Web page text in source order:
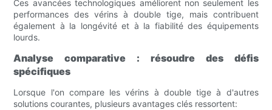
Ces avancées technologiques améliorent non seulement les
performances des vérins à double tige, mais contribuent
également à la longévité et à la fiabilité des équipements
lourds.
Analyse comparative : résoudre des défis
spécifiques
Lorsque l'on compare les vérins à double tige à d'autres
solutions courantes, plusieurs avantages clés ressortent: